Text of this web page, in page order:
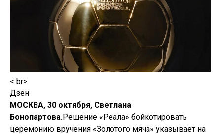
< br>
Дзен
МОСКВА, 30 октября, Светлана
Бонопартова.Решение «Реала» бойкотировать
церемонию вручения «Золотого мяча» указывает на